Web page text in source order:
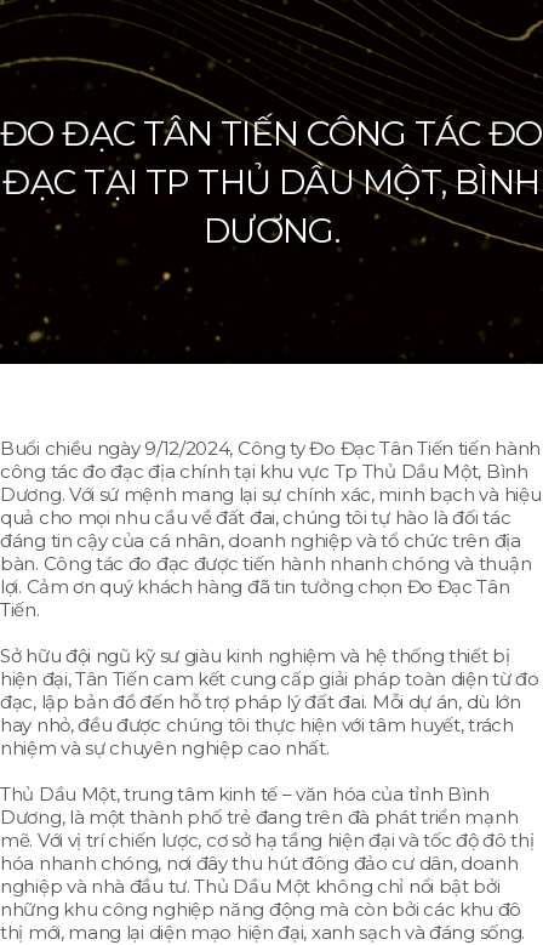
ĐO ĐẠC TÂN TIẾN CÔNG TÁC ĐO
ĐẠC TẠI TP THỦ DẦU MỘT, BÌNH
DƯƠNG.
Buổi chiều ngày 9/12/2024, Công ty Đo Đạc Tân Tiến tiến hành
công tác đo đạc địa chính tại khu vực Tp Thủ Dầu Một, Bình
Dương. Với sứ mệnh mang lại sự chính xác, minh bạch và hiệu
quả cho mọi nhu cầu về đất đai, chúng tôi tự hào là đối tác
đáng tin cậy của cá nhân, doanh nghiệp và tổ chức trên địa
bàn. Công tác đo đạc được tiến hành nhanh chóng và thuận
lợi. Cảm ơn quý khách hàng đã tin tưởng chọn Đo Đạc Tân
Tiến.
Sở hữu đội ngũ kỹ sư giàu kinh nghiệm và hệ thống thiết bị
hiện đại, Tân Tiến cam kết cung cấp giải pháp toàn diện từ đo
đạc, lập bản đồ đến hỗ trợ pháp lý đất đai. Mỗi dự án, dù lớn
hay nhỏ, đều được chúng tôi thực hiện với tâm huyết, trách
nhiệm và sự chuyên nghiệp cao nhất.
Thủ Dầu Một, trung tâm kinh tế – văn hóa của tỉnh Bình
Dương, là một thành phố trẻ đang trên đà phát triển mạnh
mẽ. Với vị trí chiến lược, cơ sở hạ tầng hiện đại và tốc độ đô thị
hóa nhanh chóng, nơi đây thu hút đông đảo cư dân, doanh
nghiệp và nhà đầu tư. Thủ Dầu Một không chỉ nổi bật bởi
những khu công nghiệp năng động mà còn bởi các khu đô
thị mới, mang lại diện mạo hiện đại, xanh sạch và đáng sống.